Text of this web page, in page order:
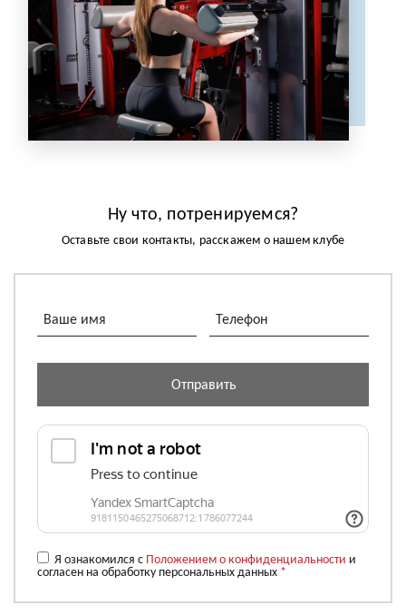
Ну что, потренируемся?
Оставьте свои контакты, расскажем о нашем клубе
Отправить
Я ознакомился с Положением о конфиденциальности и
согласен на обработку персональных данных *